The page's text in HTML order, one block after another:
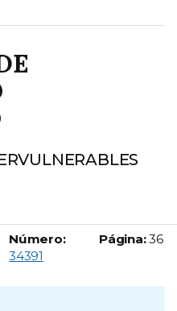
Número:
Boletín Oficial número:
34391
Página: 36